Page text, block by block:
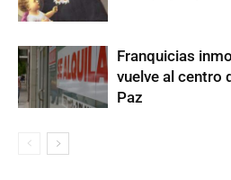
Franquicias
vuelve al centro
Paz